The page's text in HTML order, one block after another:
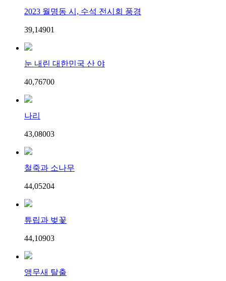
2023 월명동 시, 수석 전시회 풍경
39,14901
눈 내린 대한민국 산 야
40,76700
나리
43,08003
철죽과 소나무
44,05204
튜립과 벚꽃
44,10903
앵무새 탈출